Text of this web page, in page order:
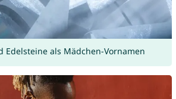
Edelsteine als Mädchen-Vornamen